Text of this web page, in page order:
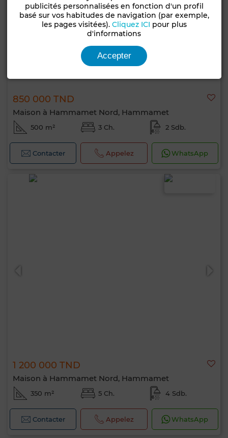
850 000 TND
Maison à Hammamet Nord, Hammamet
500 m² 3 Ch. 2 Sdb.
Contacter Appelez WhatsApp
1 200 000 TND
Maison à Hammamet Nord, Hammamet
350 m² 5 Ch. 4 Sdb.
Contacter Appelez WhatsApp
publicités personnalisées en fonction d'un profil
basé sur vos habitudes de navigation (par exemple,
les pages visitées). Cliquez ICI pour plus
d'informations
Accepter